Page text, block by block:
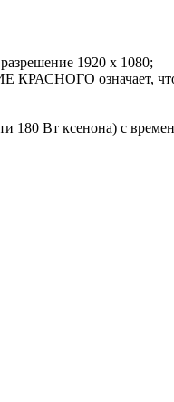
1920 х 1080;
означает,
Вт ксенона) с